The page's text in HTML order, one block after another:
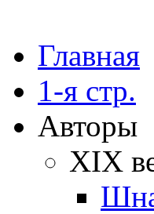
Главная
1-я стр.
Авторы
XIX